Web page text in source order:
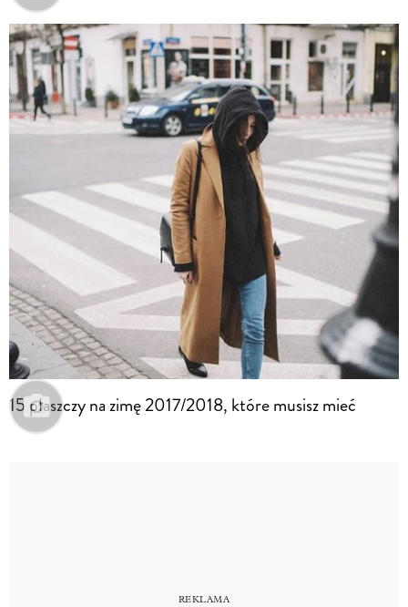
15 płaszczy na zimę 2017/2018, które musisz mieć